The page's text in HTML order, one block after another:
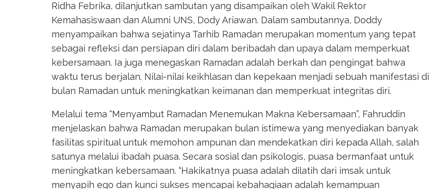
Ridha Febrika, dilanjutkan sambutan yang disampaikan oleh Wakil Rektor
Kemahasiswaan dan Alumni UNS, Dody Ariawan. Dalam sambutannya, Doddy
menyampaikan bahwa sejatinya Tarhib Ramadan merupakan momentum yang tepat
sebagai refleksi dan persiapan diri dalam beribadah dan upaya dalam memperkuat
kebersamaan. Ia juga menegaskan Ramadan adalah berkah dan pengingat bahwa
waktu terus berjalan. Nilai-nilai keikhlasan dan kepekaan menjadi sebuah manifestasi di
bulan Ramadan untuk meningkatkan keimanan dan memperkuat integritas diri.
Melalui tema “Menyambut Ramadan Menemukan Makna Kebersamaan”, Fahruddin
menjelaskan bahwa Ramadan merupakan bulan istimewa yang menyediakan banyak
fasilitas spiritual untuk memohon ampunan dan mendekatkan diri kepada Allah, salah
satunya melalui ibadah puasa. Secara sosial dan psikologis, puasa bermanfaat untuk
meningkatkan kebersamaan. “Hakikatnya puasa adalah dilatih dari imsak untuk
menyapih ego dan kunci sukses mencapai kebahagiaan adalah kemampuan